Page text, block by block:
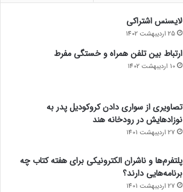
لایسنس اشتراکی
25 اردیبهشت 1402
ارتباط بین تلفن همراه و خستگی مفرط
10 اردیبهشت 1402
تصاویری از سواری دادن کروکودیل پدر به
نوزادهایش در رودخانه هند
27 اردیبهشت 1401
پلتفرم‌ها و ناشران الکترونیکی برای هفته کتاب چه
برنامه‌هایی دارند؟
27 اردیبهشت 1401